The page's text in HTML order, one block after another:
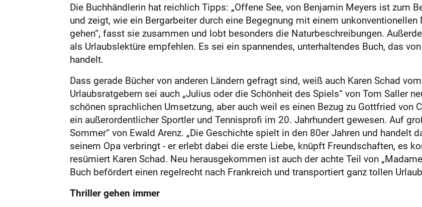
Die Buchhändlerin hat reichlich Tipps: „Offene See, von Benjamin Meyers ist zum
und zeigt, wie ein Bergarbeiter durch eine Begegnung mit einem unkonventionellen
gehen“, fasst sie zusammen und lobt besonders die Naturbeschreibungen.
als Urlaubslektüre empfehlen. Es sei ein spannendes, unterhaltendes Buch, das
handelt.
Dass gerade Bücher von anderen Ländern gefragt sind, weiß auch Karen Schad
Urlaubsratgebern sei auch „Julius oder die Schönheit des Spiels“ von Tom Saller
schönen sprachlichen Umsetzung, aber auch weil es einen Bezug zu Gottfried von
ein außerordentlicher Sportler und Tennisprofi im 20. Jahrhundert gewesen. Auf
Sommer“ von Ewald Arenz. „Die Geschichte spielt in den 80er Jahren und handelt
seinem Opa verbringt - er erlebt dabei die erste Liebe, knüpft Freundschaften, es
resümiert Karen Schad. Neu herausgekommen ist auch der achte Teil von
Buch befördert einen regelrecht nach Frankreich und transportiert ganz tollen
Thriller gehen immer